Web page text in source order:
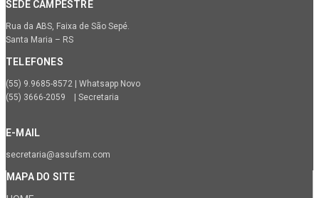
SEDE CAMPESTRE
Rua da ABS, Faixa de São Sepé.
Santa Maria – RS
TELEFONES
(55) 9.9685-8572 | Whatsapp Novo
(55) 3666-2059 | Secretaria
E-MAIL
secretaria@assufsm.com
MAPA DO SITE